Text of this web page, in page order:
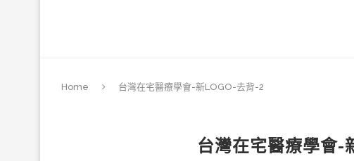
Home 台灣在宅醫療學會-新LOGO-去背-2
台灣在宅醫療學會-